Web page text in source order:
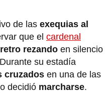
de las exequias al
que el cardenal
rezando en silencio
su estadía
cruzados en una de las
decidió marcharse.